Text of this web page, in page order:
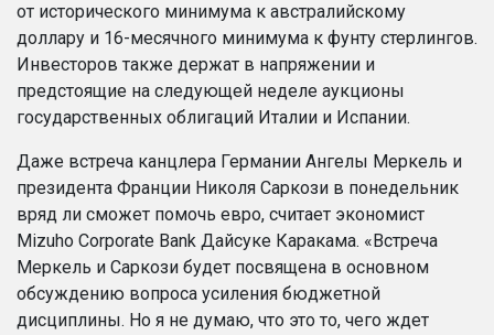
от исторического минимума к австралийскому
доллару и 16-месячного минимума к фунту стерлингов.
Инвесторов также держат в напряжении и
предстоящие на следующей неделе аукционы
государственных облигаций Италии и Испании.
Даже встреча канцлера Германии Ангелы Меркель и
президента Франции Николя Саркози в понедельник
вряд ли сможет помочь евро, считает экономист
Mizuho Corporate Bank Дайсуке Каракама. «Встреча
Меркель и Саркози будет посвящена в основном
обсуждению вопроса усиления бюджетной
дисциплины. Но я не думаю, что это то, чего ждет